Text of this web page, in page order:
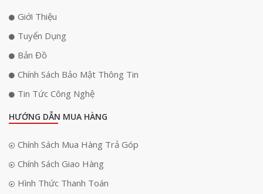
Giới Thiệu
Tuyển Dụng
Bản Đồ
Chính Sách Bảo Mật Thông Tin
Tin Tức Công Nghệ
HƯỚNG DẪN MUA HÀNG
Chính Sách Mua Hàng Trả Góp
Chính Sách Giao Hàng
Hình Thức Thanh Toán